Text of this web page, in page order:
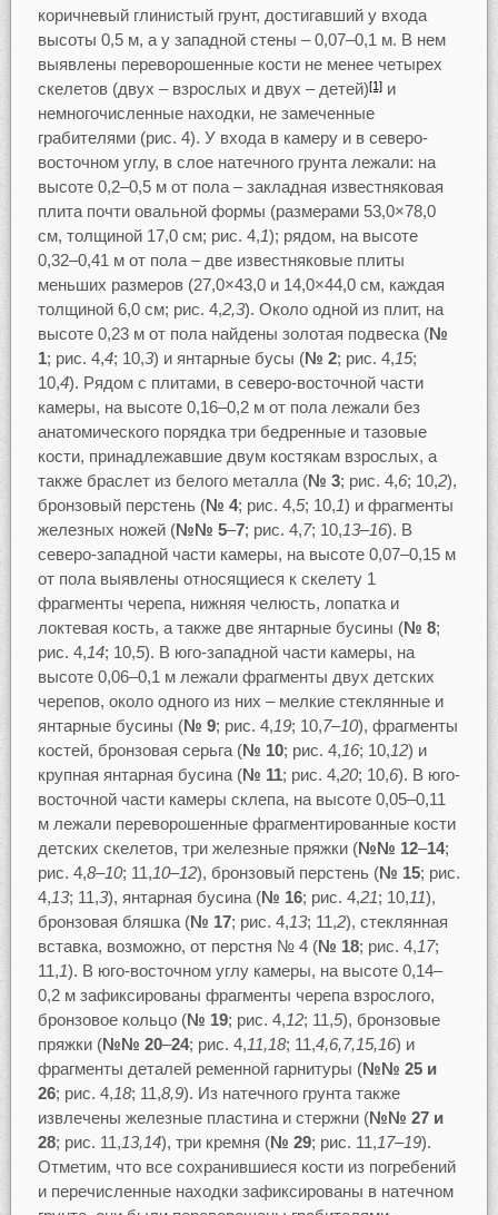
коричневый глинистый грунт, достигавший у входа
высоты 0,5 м, а у западной стены – 0,07–0,1 м. В нем
выявлены переворошенные кости не менее четырех
скелетов (двух – взрослых и двух – детей)[1]и
немногочисленные находки, не замеченные
грабителями (рис. 4). У входа в камеру и в северо-
восточном углу, в слое натечного грунта лежали: на
высоте 0,2–0,5 м от пола – закладная известняковая
плита почти овальной формы (размерами 53,0×78,0
см, толщиной 17,0 см; рис. 4,1); рядом, на высоте
0,32–0,41 м от пола – две известняковые плиты
меньших размеров (27,0×43,0 и 14,0×44,0 см, каждая
толщиной 6,0 см; рис. 4,2,3). Около одной из плит, на
высоте 0,23 м от пола найдены золотая подвеска (№
1; рис. 4,4; 10,3) и янтарные бусы (№ 2; рис. 4,15;
10,4). Рядом с плитами, в северо-восточной части
камеры, на высоте 0,16–0,2 м от пола лежали без
анатомического порядка три бедренные и тазовые
кости, принадлежавшие двум костякам взрослых, а
также браслет из белого металла (№ 3; рис. 4,6; 10,2),
бронзовый перстень (№ 4; рис. 4,5; 10,1) и фрагменты
железных ножей (№№ 5–7; рис. 4,7; 10,13–16). В
северо-западной части камеры, на высоте 0,07–0,15 м
от пола выявлены относящиеся к скелету 1
фрагменты черепа, нижняя челюсть, лопатка и
локтевая кость, а также две янтарные бусины (№ 8;
рис. 4,14; 10,5). В юго-западной части камеры, на
высоте 0,06–0,1 м лежали фрагменты двух детских
черепов, около одного из них – мелкие стеклянные и
янтарные бусины (№ 9; рис. 4,19; 10,7–10), фрагменты
костей, бронзовая серьга (№ 10; рис. 4,16; 10,12) и
крупная янтарная бусина (№ 11; рис. 4,20; 10,6). В юго-
восточной части камеры склепа, на высоте 0,05–0,11
м лежали переворошенные фрагментированные кости
детских скелетов, три железные пряжки (№№ 12–14;
рис. 4,8–10; 11,10–12), бронзовый перстень (№ 15; рис.
4,13; 11,3), янтарная бусина (№ 16; рис. 4,21; 10,11),
бронзовая бляшка (№ 17; рис. 4,13; 11,2), стеклянная
вставка, возможно, от перстня № 4 (№ 18; рис. 4,17;
11,1). В юго-восточном углу камеры, на высоте 0,14–
0,2 м зафиксированы фрагменты черепа взрослого,
бронзовое кольцо (№ 19; рис. 4,12; 11,5), бронзовые
пряжки (№№ 20–24; рис. 4,11,18; 11,4,6,7,15,16) и
фрагменты деталей ременной гарнитуры (№№ 25 и
26; рис. 4,18; 11,8,9). Из натечного грунта также
извлечены железные пластина и стержни (№№ 27 и
28; рис. 11,13,14), три кремня (№ 29; рис. 11,17–19).
Отметим, что все сохранившиеся кости из погребений
и перечисленные находки зафиксированы в натечном